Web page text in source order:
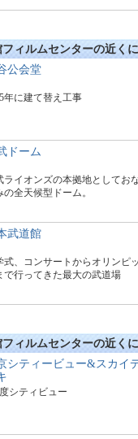
ィルムセンターの近く
公会堂
年に建て替え工事
ドーム
ライオンズの本拠地としてお
の全天候型ドーム。
武道館
式、コンサートからオリンピッ
で行ってきた最大の武道場
ィルムセンターの近く
シティービュー&スカイ
シティビュー